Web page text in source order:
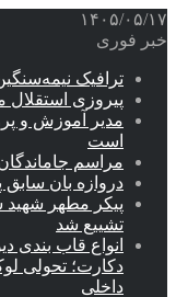
۱۴۰۵/۰۵/۱۷
خبر فوری
ترافیک
پیروزی استقلال
است
مراسم
دروازه بان
پیکر مطهر شهید
تشییع شد
انواع قاب بندی
دکارت؛ تحولی
داخلی